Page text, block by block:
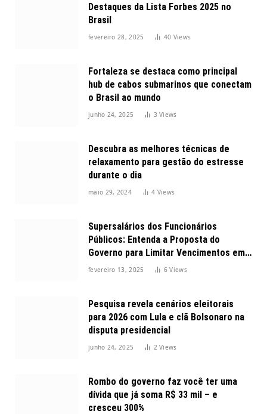
Destaques da Lista Forbes 2025 no
Brasil
fevereiro 28, 2025 40 Views
Fortaleza se destaca como principal
hub de cabos submarinos que conectam
o Brasil ao mundo
junho 24, 2025 3Views
Descubra as melhores técnicas de
relaxamento para gestão do estresse
durante o dia
maio 29, 2024 4 Views
Supersalários dos Funcionários
Públicos: Entenda a Proposta do
Governo para Limitar Vencimentos em
2025
fevereiro 13, 2025 6Views
Pesquisa revela cenários eleitorais
para 2026 com Lula e clã Bolsonaro na
disputa presidencial
junho 24, 2025 2Views
Rombo do governo faz você ter uma
dívida que já soma R$ 33 mil – e
cresceu 300%